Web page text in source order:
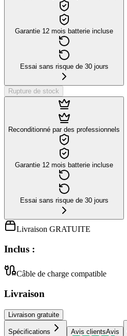
Garantie 12 mois batterie incluse
Essai sans risque de 30 jours
Rupture de stock
Reconditionné par des professionnels
Garantie 12 mois batterie incluse
Essai sans risque de 30 jours
Livraison GRATUITE
Inclus :
Câble de charge compatible
Livraison
Livraison gratuite
Spécifications Avis clientsAvis